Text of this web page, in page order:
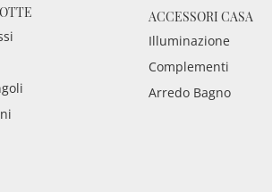
ACCESSORI CASA
Illuminazione
Complementi
Arredo Bagno